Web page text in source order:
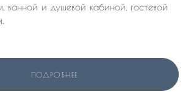
ванной и душевой кабиной, гостевой
ПОДРОБНЕЕ